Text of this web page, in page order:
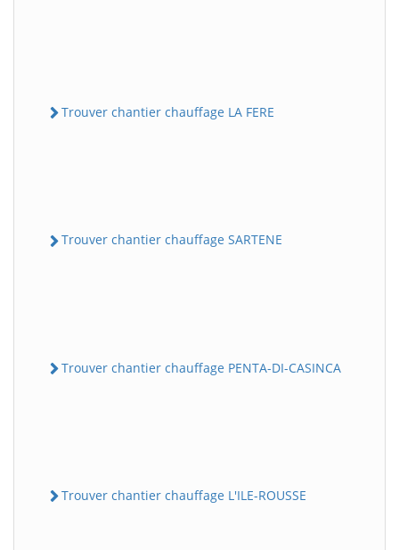
Trouver chantier chauffage LA FERE
Trouver chantier chauffage SARTENE
Trouver chantier chauffage PENTA-DI-CASINCA
Trouver chantier chauffage L'ILE-ROUSSE